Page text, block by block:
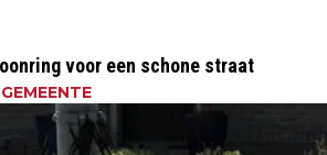
voor een schone straat
GEMEENTE